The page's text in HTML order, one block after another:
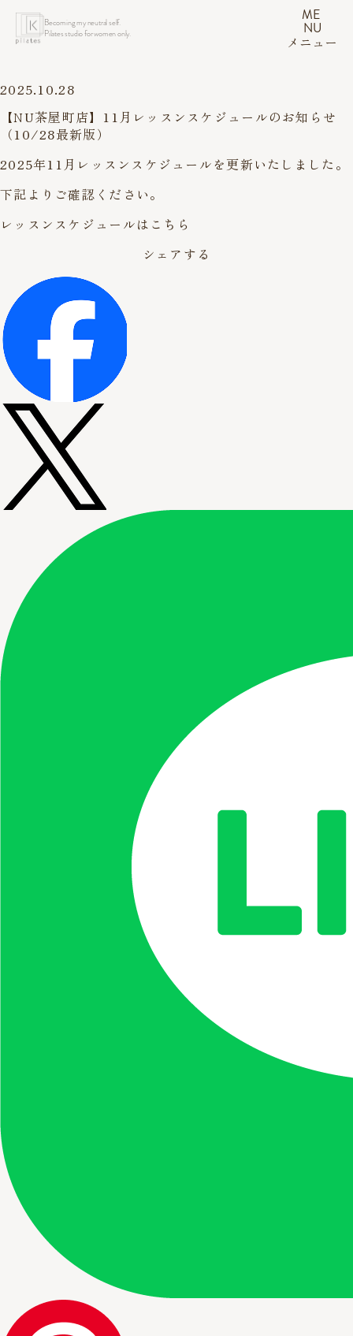
Becoming my neutral self.
Pilates studio for women only.
ME
NU
メニュー
2025.10.28
【NU茶屋町店】11月レッスンスケジュールのお知らせ
（10/28最新版）
2025年11月レッスンスケジュールを更新いたしました。
下記よりご確認ください。
レッスンスケジュールはこちら
シェアする